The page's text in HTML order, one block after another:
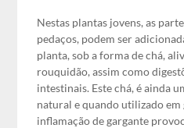
Nestas plantas jovens, as
pedaços, podem ser
planta, sob a forma de chá,
rouquidão, assim como
intestinais. Este chá, é ainda
natural e quando utilizado em
inflamação de gargante